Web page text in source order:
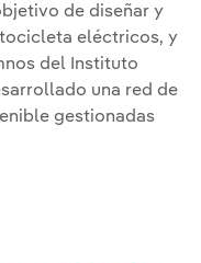
de diseñar y
eléctricos, y
del Instituto
una red de
gestionadas